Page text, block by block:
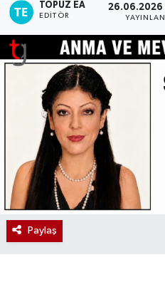
TOPUZ EA
EDITÖR
26.06.2026
Paylaş
SPOR
TEKNOLOJİ
TÜRKİYE
Son Dakika Haberleri
Haber Arşivi